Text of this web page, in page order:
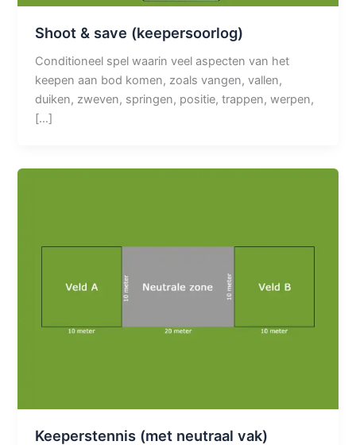
Shoot & save (keepersoorlog)
Conditioneel spel waarin veel aspecten van het
keepen aan bod komen, zoals vangen, vallen,
duiken, zweven, springen, positie, trappen, werpen,
[…]
Keeperstennis (met neutraal vak)